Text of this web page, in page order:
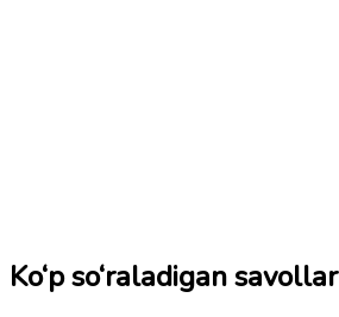
Ko‘p so‘raladigan savollar